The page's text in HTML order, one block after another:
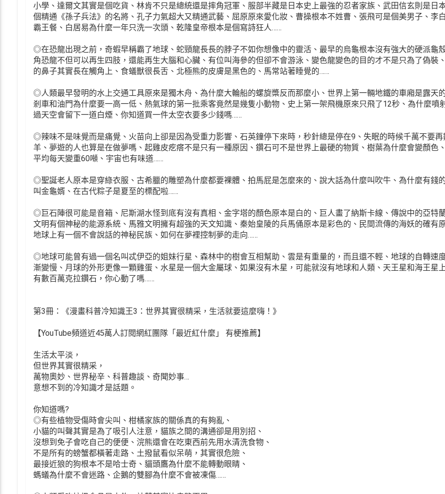
小學、達爾文其實是個吃貨、林肯不只是總統還是摔角冠軍、服部半藏是日本史上最強的忍者家族、武田信玄則是日
個精通《孫子兵法》的名將、孔子力氣超大又精通武藝、屈原原來愛化妝、曹操根本不姓曹、張飛可是個美男子、李
霸王餐、白居易為什麼一年只洗一次頭、乾隆皇帝根本是個寫詩狂人……
◎在恐龍出現之前，奇蝦早稱霸了地球、蛇頸龍長長的脖子不如你想像中的靈活、最早的烏龜根本沒有強大的硬派龜
角恐龍不但可以再生四肢，還能再生大腦和心臟、有位叫海參的但卻不會游泳、變色龍變色的目的才不是只為了偽裝
的鼻子其實長在觸角上、食蟻獸很長舌、北極熊的皮膚是黑色的、馬常站著睡覺的……
◎人類最早發明的水上交通工具原來是獨木舟、為什麼大輪船的螺旋槳反而那麼小、世界上第一輛地鐵的車廂是露天
剎車和油門為什麼要一高一低、熱氣球的第一批乘客竟然是幾隻小動物、史上第一架飛機原來只飛了12秒、為什麼噴
過天空會留下一道白煙、你知道買一件太空衣要多少錢嗎……
◎辣味不是味覺而是痛覺、火苗向上卻是因為受重力影響、石英鐘停下來時，秒針總是停在9、失眠的時候千萬不要再
羊、夢遊的人也算是在做夢嗎、起雞皮疙瘩不是只有一種原因、鑽石可不是世界上最硬的物質、樹葉為什麼會變顏色
平均每天變重60噸、宇宙也有味道……
◎聖誕老人原本是穿綠衣服、古希臘的雕塑為什麼都要裸體、拍馬屁是怎麼來的、說大話為什麼叫吹牛、為什麼有錢
叫金龜婿、在古代粽子是夏至的標配啦……
◎巨石陣很可能是音箱、尼斯湖水怪到底有沒有真相、金字塔的顏色原本是白的、巨人畫了納斯卡線、傳說中的亞特
文明有個神秘的能源系統、馬雅文明擁有超強的天文知識、秦始皇陵的兵馬俑原本是彩色的、民間流傳的海妖的確有
地球上有一個不會說話的神秘民族、如何在夢裡控制夢的走向……
◎地球可能曾有過一個名叫忒伊亞的姐妹行星、森林中的樹會互相幫助、雲是有重量的，而且還不輕、地球的自轉速
漸變慢、月球的外形更像一顆雞蛋、水星是一個大金屬球、如果沒有木星，可能就沒有地球和人類、天王星和海王星
有數百萬克拉鑽石，你心動了嗎……
第3冊：《漫畫科普冷知識王3：世界其實很精采，生活就要這麼嗨！》
【YouTube頻道近45萬人訂閱網紅團隊「最近紅什麼」 有梗推薦】
生活太平淡，
但世界其實很精采，
萬物奧妙、世界秘辛、科普趣談、奇聞妙事…
意想不到的冷知識才是話題。
你知道嗎?
◎有些植物受傷時會尖叫、柑橘家族的關係真的有夠亂、
小貓的叫聲其實是為了吸引人注意，貓族之間的溝通卻是用別招、
沒想到免子會吃自己的便便、浣熊還會在吃東西前先用水清洗食物、
不是所有的螃蟹都橫著走路、土撥鼠看似呆萌，其實很危險、
最接近狼的狗根本不是哈士奇、貓頭鷹為什麼不能轉動眼睛、
螞蟻為什麼不會迷路、企鵝的雙腳為什麼不會被凍傷……